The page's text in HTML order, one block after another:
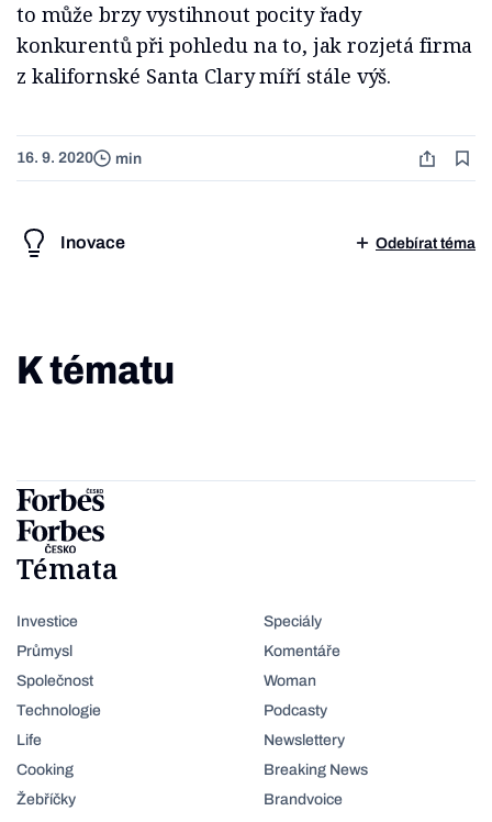
to může brzy vystihnout pocity řady
konkurentů při pohledu na to, jak rozjetá firma
z kalifornské Santa Clary míří stále výš.
16. 9. 2020 min
Inovace Odebírat téma
K tématu
Témata
Investice
Průmysl
Společnost
Technologie
Life
Cooking
Žebříčky
Speciály
Komentáře
Woman
Podcasty
Newslettery
Breaking News
Brandvoice